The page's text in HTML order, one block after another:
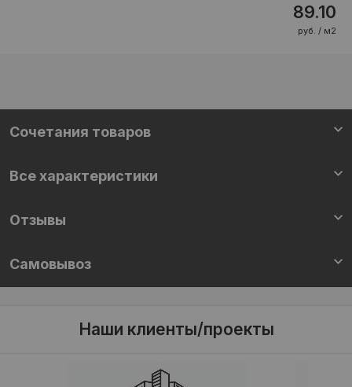
89.10
руб. / м2
Cочетания товаров
Все характеристики
Отзывы
Самовывоз
Наши клиенты/проекты